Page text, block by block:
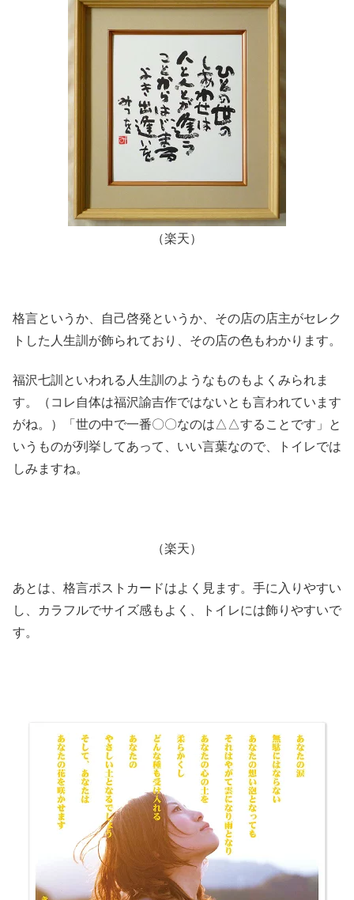
（楽天）
格言というか、自己啓発というか、その店の店主がセレク
トした人生訓が飾られており、その店の色もわかります。
福沢七訓といわれる人生訓のようなものもよくみられま
す。（コレ自体は福沢諭吉作ではないとも言われています
がね。）「世の中で一番〇〇なのは△△することです」と
いうものが列挙してあって、いい言葉なので、トイレでは
しみますね。
（楽天）
あとは、格言ポストカードはよく見ます。手に入りやすい
し、カラフルでサイズ感もよく、トイレには飾りやすいで
す。